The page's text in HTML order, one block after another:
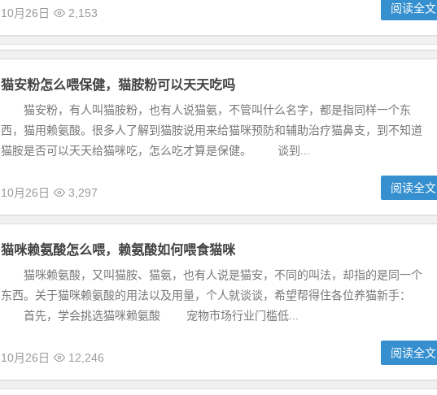
10月26日 2,153 阅读全文
猫安粉怎么喂保健，猫胺粉可以天天吃吗
猫安粉，有人叫猫胺粉，也有人说猫氨，不管叫什么名字，都是指同样一个东
西，猫用赖氨酸。很多人了解到猫胺说用来给猫咪预防和辅助治疗猫鼻支，到不知道
猫胺是否可以天天给猫咪吃，怎么吃才算是保健。 谈到...
10月26日 3,297 阅读全文
猫咪赖氨酸怎么喂，赖氨酸如何喂食猫咪
猫咪赖氨酸，又叫猫胺、猫氨，也有人说是猫安，不同的叫法，却指的是同一个
东西。关于猫咪赖氨酸的用法以及用量，个人就谈谈，希望帮得住各位养猫新手：
首先，学会挑选猫咪赖氨酸 宠物市场行业门槛低...
10月26日 12,246 阅读全文